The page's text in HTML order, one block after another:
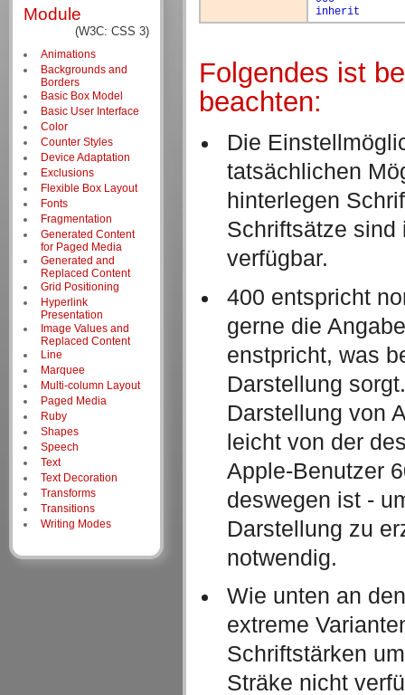
inherit
Folgendes ist
beachten:
Die
tatsächlichen
hinterlegen
Schriftsätze
verfügbar.
400 entspricht
gerne die
enstpricht, was
Darstellung
Darstellung von
leicht von der
Apple-Benutzer
deswegen ist -
Darstellung zu
notwendig.
Wie unten an
extreme
Schriftstärken
Sträke nicht
Module
(W3C: CSS 3)
Animations
Backgrounds and
Borders
Basic Box Model
Basic User Interface
Color
Counter Styles
Device Adaptation
Exclusions
Flexible Box Layout
Fonts
Fragmentation
Generated Content
for Paged Media
Generated and
Replaced Content
Grid Positioning
Hyperlink
Presentation
Image Values and
Replaced Content
Line
Marquee
Multi-column Layout
Paged Media
Ruby
Shapes
Speech
Text
Text Decoration
Transforms
Transitions
Writing Modes